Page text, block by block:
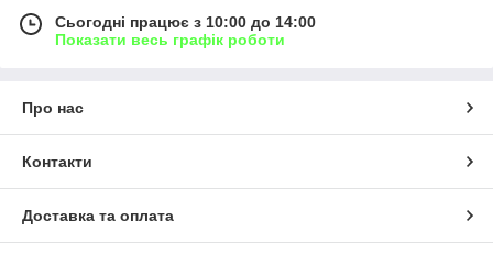
Сьогодні працює з 10:00 до 14:00
Показати весь графік роботи
Про нас
Контакти
Доставка та оплата